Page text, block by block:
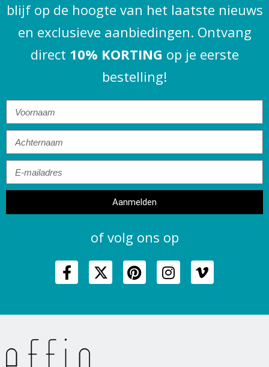
blijf op de hoogte van het laatste nieuws
en exclusieve aanbiedingen. Ontvang
direct 10% KORTING op je eerste
bestelling!
Aanmelden
of volg ons op